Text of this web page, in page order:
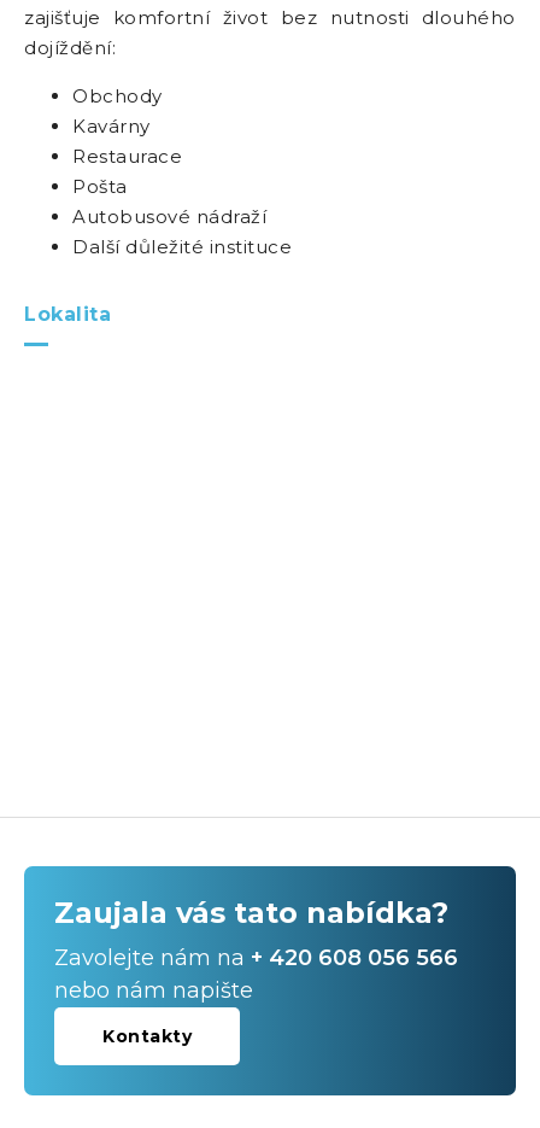
zajišťuje komfortní život bez nutnosti dlouhého
dojíždění:
Obchody
Kavárny
Restaurace
Pošta
Autobusové nádraží
Další důležité instituce
Lokalita
Zaujala vás tato nabídka?
Zavolejte nám na + 420 608 056 566
nebo nám napište
Kontakty